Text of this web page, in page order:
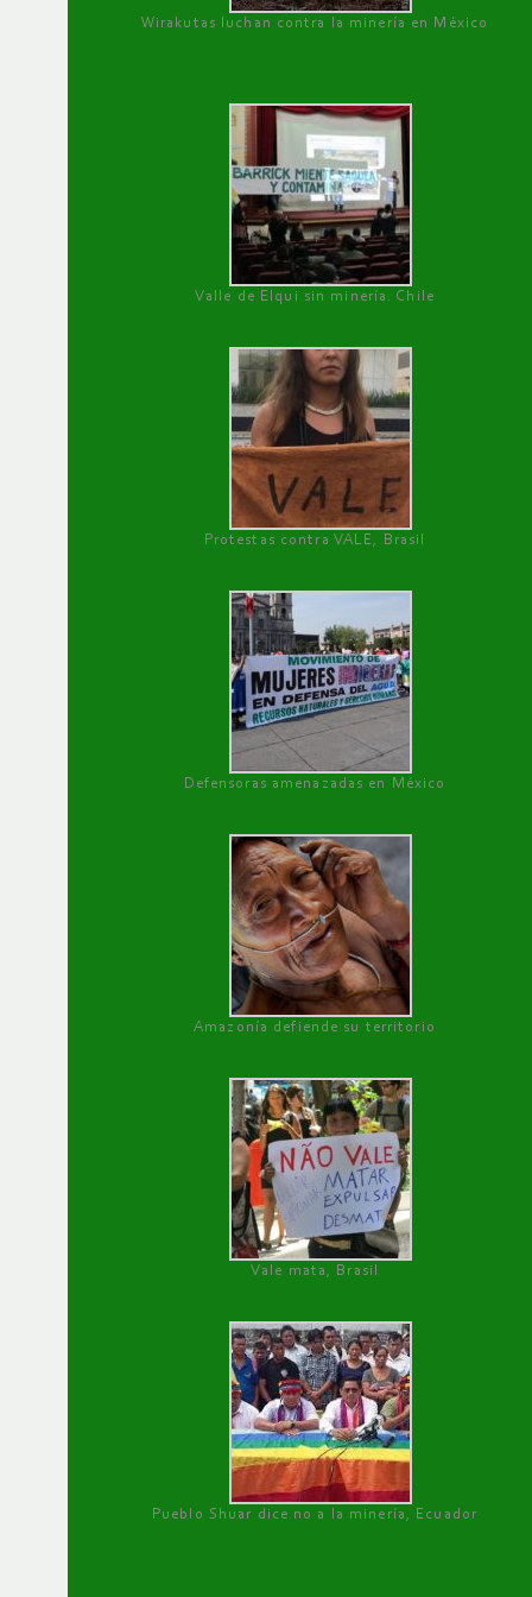
Wirakutas luchan contra la minería en México
Valle de Elqui sin minería. Chile
Protestas contra VALE, Brasil
Defensoras amenazadas en México
Amazonía defiende su territorio
Vale mata, Brasil
Pueblo Shuar dice no a la minería, Ecuador